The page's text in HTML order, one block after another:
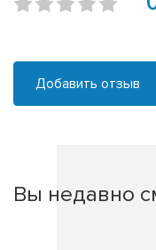
Добавить отзыв
Вы недавно